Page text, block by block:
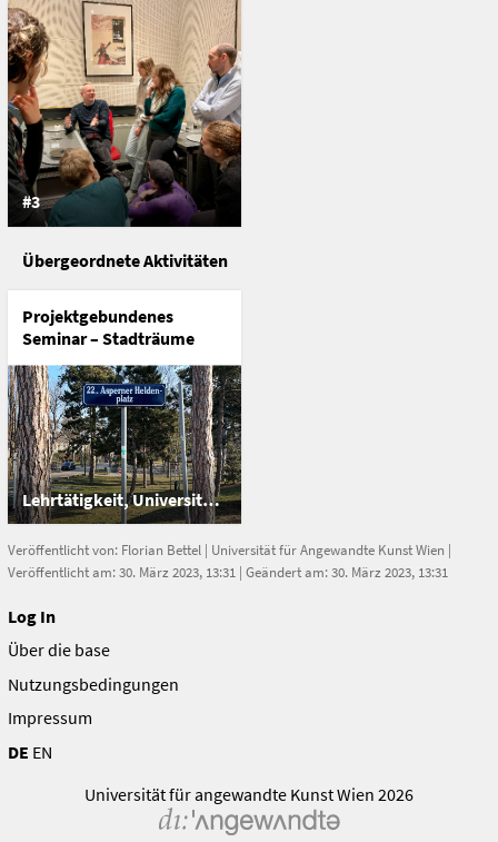
#3
Übergeordnete Aktivitäten
Projektgebundenes
Seminar – Stadträume
Lehrtätigkeit, Universität für Angewandte Kunst Wien
Veröffentlicht von: Florian Bettel| Universität für Angewandte Kunst Wien |
Veröffentlicht am: 30. März 2023, 13:31 | Geändert am: 30. März 2023, 13:31
Log In
Über die base
Nutzungsbedingungen
Impressum
DE EN
Universität für angewandte Kunst Wien 2026